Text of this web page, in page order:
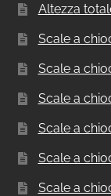
Altezza
Scale a
Scale a
Scale a
Scale a
Scale a
Scale a